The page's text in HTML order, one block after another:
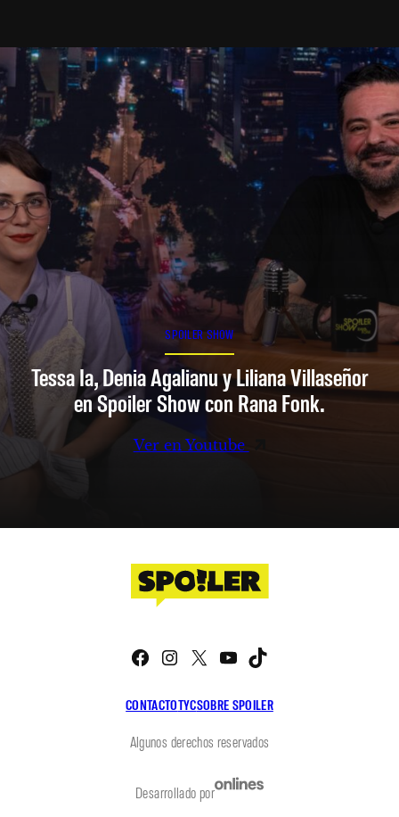
SPOILER SHOW
Tessa Ia, Denia Agalianu y Liliana Villaseñor
en Spoiler Show con Rana Fonk.
Ver en Youtube
CONTACTOTYCSOBRE SPOILER
Facebook
Instagram
X YouTube
Algunos derechos reservados
Desarrollado por